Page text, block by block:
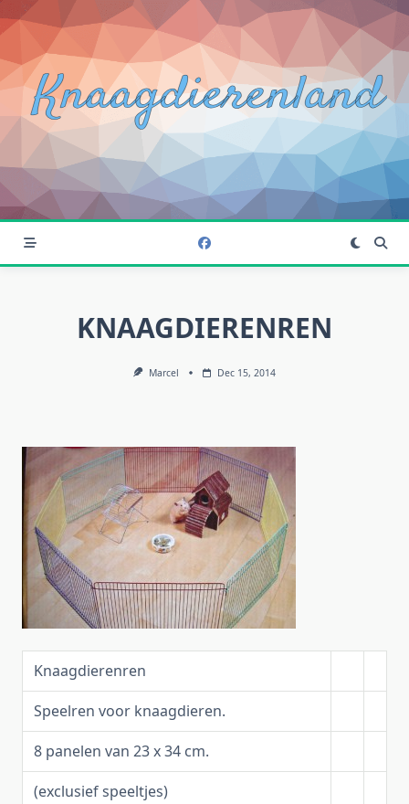
naar
inhoud
KNAAGDIERENREN
Marcel Dec 15, 2014
Knaagdierenren
Speelren voor knaagdieren.
8 panelen van 23 x 34 cm.
(exclusief speeltjes)